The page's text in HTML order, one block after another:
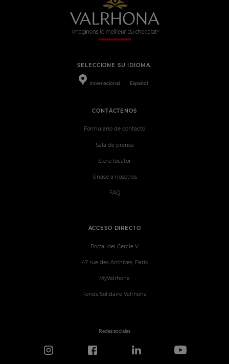
SELECCIONE SU IDIOMA.
Internacional Español
ACCESO DIRECTO
Portal del Cercle V
47 rue des Archives, Paris
MyValrhona
Fonds Solidaire Valrhona
CONTÁCTENOS
Formulario de contacto
Sala de prensa
Store locator
Únase a nosotros
FAQ
Redes sociales